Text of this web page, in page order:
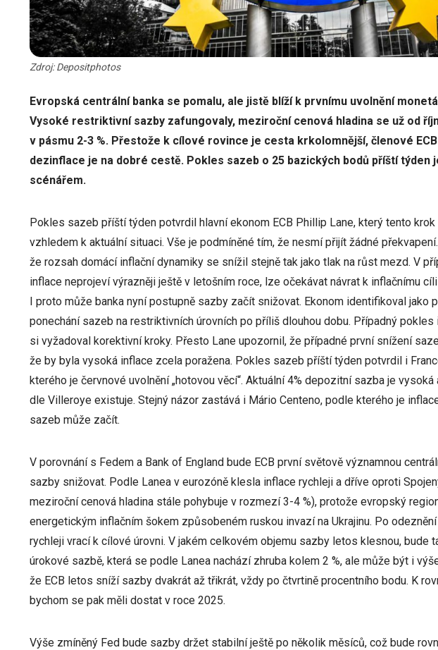
Zdroj: Depositphotos
Evropská centrální banka se pomalu, ale jistě blíží k prvnímu uvolnění
Vysoké restriktivní sazby zafungovaly, meziroční cenová hladina se už od
v pásmu 2-3 %. Přestože k cílové rovince je cesta krkolomnější, členové
dezinflace je na dobré cestě. Pokles sazeb o 25 bazických bodů příští týden
scénářem.
Pokles sazeb příští týden potvrdil hlavní ekonom ECB Phillip Lane, který tento
vzhledem k aktuální situaci. Vše je podmíněné tím, že nesmí přijít žádné
že rozsah domácí inflační dynamiky se snížil stejně tak jako tlak na růst mezd. V
inflace neprojeví výrazněji ještě v letošním roce, lze očekávat návrat k inflačnímu
I proto může banka nyní postupně sazby začít snižovat. Ekonom identifikoval jako
ponechání sazeb na restriktivních úrovních po příliš dlouhou dobu. Případný
si vyžadoval korektivní kroky. Přesto Lane upozornil, že případné první snížení
že by byla vysoká inflace zcela poražena. Pokles sazeb příští týden potvrdil i
kterého je červnové uvolnění „hotovou věcí“. Aktuální 4% depozitní sazba je
dle Villeroye existuje. Stejný názor zastává i Mário Centeno, podle kterého je
sazeb může začít.
V porovnání s Fedem a Bank of England bude ECB první světově významnou
sazby snižovat. Podle Lanea v eurozóně klesla inflace rychleji a dříve oproti
meziroční cenová hladina stále pohybuje v rozmezí 3-4 %), protože evropský
energetickým inflačním šokem způsobeném ruskou invazí na Ukrajinu. Po
rychleji vrací k cílové úrovni. V jakém celkovém objemu sazby letos klesnou, bude
úrokové sazbě, která se podle Lanea nachází zhruba kolem 2 %, ale může být i
že ECB letos sníží sazby dvakrát až třikrát, vždy po čtvrtině procentního bodu. K
bychom se pak měli dostat v roce 2025.
Výše zmíněný Fed bude sazby držet stabilní ještě po několik měsíců, což bude